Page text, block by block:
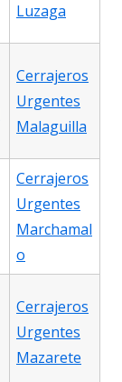
Luzaga
Cerrajeros
Urgentes
Malaguilla
Cerrajeros
Urgentes
Marchamal
o
Cerrajeros
Urgentes
Mazarete